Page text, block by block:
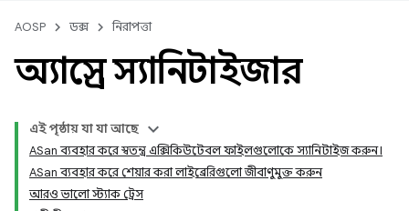
AOSP ডক্স নিরাপত্তা
অ্যাড্রেস স্যানিটাইজার
এই পৃষ্ঠায় যা যা আছে
ASan ব্যবহার করে স্বতন্ত্র এক্সিকিউটেবল ফাইলগুলোকে স্যানিটাইজ করুন।
ASan ব্যবহার করে শেয়ার করা লাইব্রেরিগুলো জীবাণুমুক্ত করুন
আরও ভালো স্ট্যাক ট্রেস